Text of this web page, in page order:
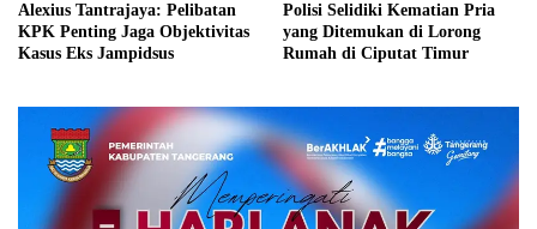
Alexius Tantrajaya: Pelibatan
KPK Penting Jaga Objektivitas
Kasus Eks Jampidsus
Polisi Selidiki Kematian Pria
yang Ditemukan di Lorong
Rumah di Ciputat Timur